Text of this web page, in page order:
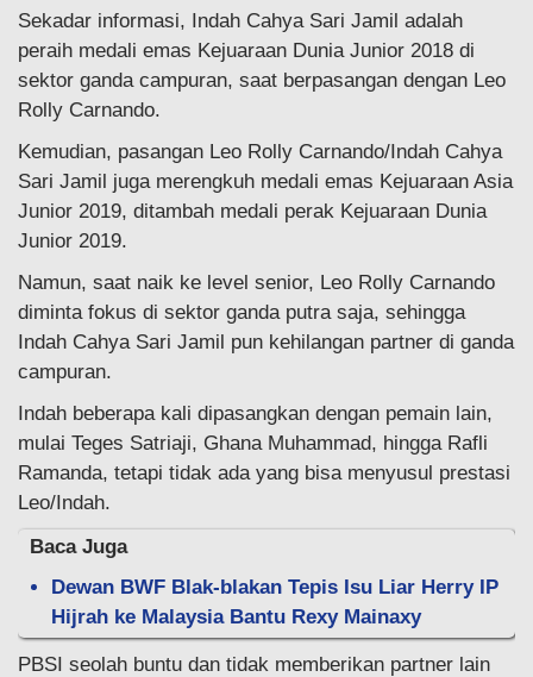
Sekadar informasi, Indah Cahya Sari Jamil adalah
peraih medali emas Kejuaraan Dunia Junior 2018 di
sektor ganda campuran, saat berpasangan dengan Leo
Rolly Carnando.
Kemudian, pasangan Leo Rolly Carnando/Indah Cahya
Sari Jamil juga merengkuh medali emas Kejuaraan Asia
Junior 2019, ditambah medali perak Kejuaraan Dunia
Junior 2019.
Namun, saat naik ke level senior, Leo Rolly Carnando
diminta fokus di sektor ganda putra saja, sehingga
Indah Cahya Sari Jamil pun kehilangan partner di ganda
campuran.
Indah beberapa kali dipasangkan dengan pemain lain,
mulai Teges Satriaji, Ghana Muhammad, hingga Rafli
Ramanda, tetapi tidak ada yang bisa menyusul prestasi
Leo/Indah.
Baca Juga
Dewan BWF Blak-blakan Tepis Isu Liar Herry IP
Hijrah ke Malaysia Bantu Rexy Mainaxy
PBSI seolah buntu dan tidak memberikan partner lain